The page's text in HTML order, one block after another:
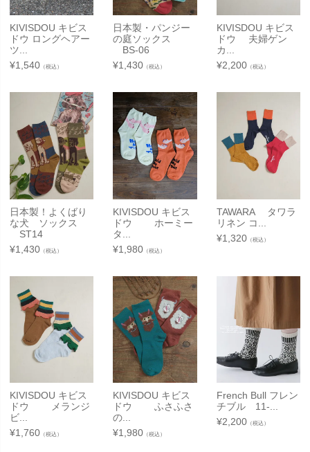
KIVISDOU キビス
ドウ ロングヘアー
ツ...
¥1,540 （税込）
日本製・パンジー
の庭ソックス
BS-06
¥1,430 （税込）
KIVISDOU キビス
ドウ 夫婦ゲン
カ...
¥2,200（税込）
日本製！よくばり
な犬 ソックス
ST14
¥1,430 （税込）
KIVISDOU キビス
ドウ ホーミー
タ...
¥1,980 （税込）
TAWARA タワラ
リネン コ...
¥1,320（税込）
KIVISDOU キビス
ドウ メランジ
ビ...
¥1,760 （税込）
KIVISDOU キビス
ドウ ふさふさ
の...
¥1,980 （税込）
French Bull フレン
チブル 11-...
¥2,200（税込）